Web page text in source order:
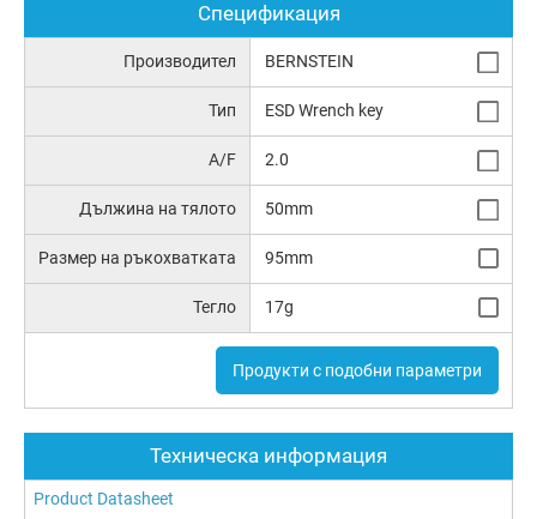
Спецификация
Производител BERNSTEIN
Тип ESD Wrench key
A/F 2.0
Дължина на тялото 50mm
Размер на ръкохватката 95mm
Тегло 17g
Продукти с подобни параметри
Техническа информация
Product Datasheet